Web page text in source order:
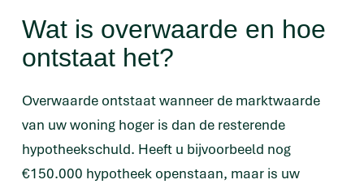
Wat is overwaarde en hoe
ontstaat het?
Overwaarde ontstaat wanneer de marktwaarde
van uw woning hoger is dan de resterende
hypotheekschuld. Heeft u bijvoorbeeld nog
€150.000 hypotheek openstaan, maar is uw